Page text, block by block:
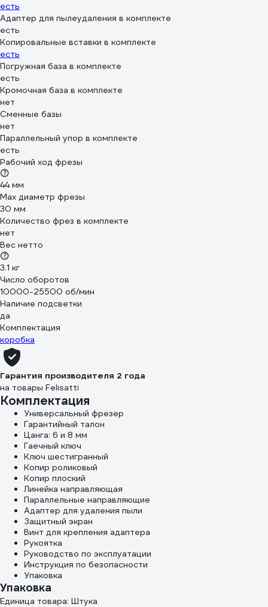
есть
Адаптер для пылеудаления в комплекте
есть
Копировальные вставки в комплекте
есть
Погружная база в комплекте
есть
Кромочная база в комплекте
нет
Сменные базы
нет
Параллельный упор в комплекте
есть
Рабочий ход фрезы
44 мм
Max диаметр фрезы
30 мм
Количество фрез в комплекте
нет
Вес нетто
3.1 кг
Число оборотов
10000-25500 об/мин
Наличие подсветки
да
Комплектация
коробка
Гарантия производителя 2 года
на товары Felisatti
Комплектация
Универсальный фрезер
Гарантийный талон
Цанга: 6 и 8 мм
Гаечный ключ
Ключ шестигранный
Копир роликовый
Копир плоский
Линейка направляющая
Параллельные направляющие
Адаптер для удаления пыли
Защитный экран
Винт для крепления адаптера
Рукоятка
Руководство по эксплуатации
Инструкция по безопасности
Упаковка
Упаковка
Единица товара: Штука